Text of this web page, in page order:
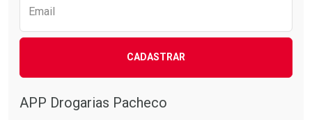
Email
CADASTRAR
APP Drogarias Pacheco